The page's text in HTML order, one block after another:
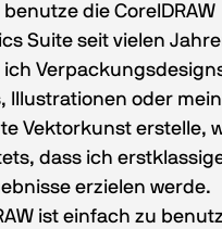
benutze die CorelDRAW
Suite seit vielen
ich
Illustrationen oder
Vektorkunst erstelle,
dass ich
erzielen werde.
ist einfach zu